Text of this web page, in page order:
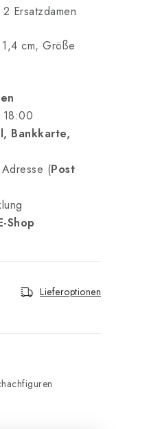
Ersatzdamen
cm, Größe
Bankkarte,
(Post
Shop
Lieferoptionen